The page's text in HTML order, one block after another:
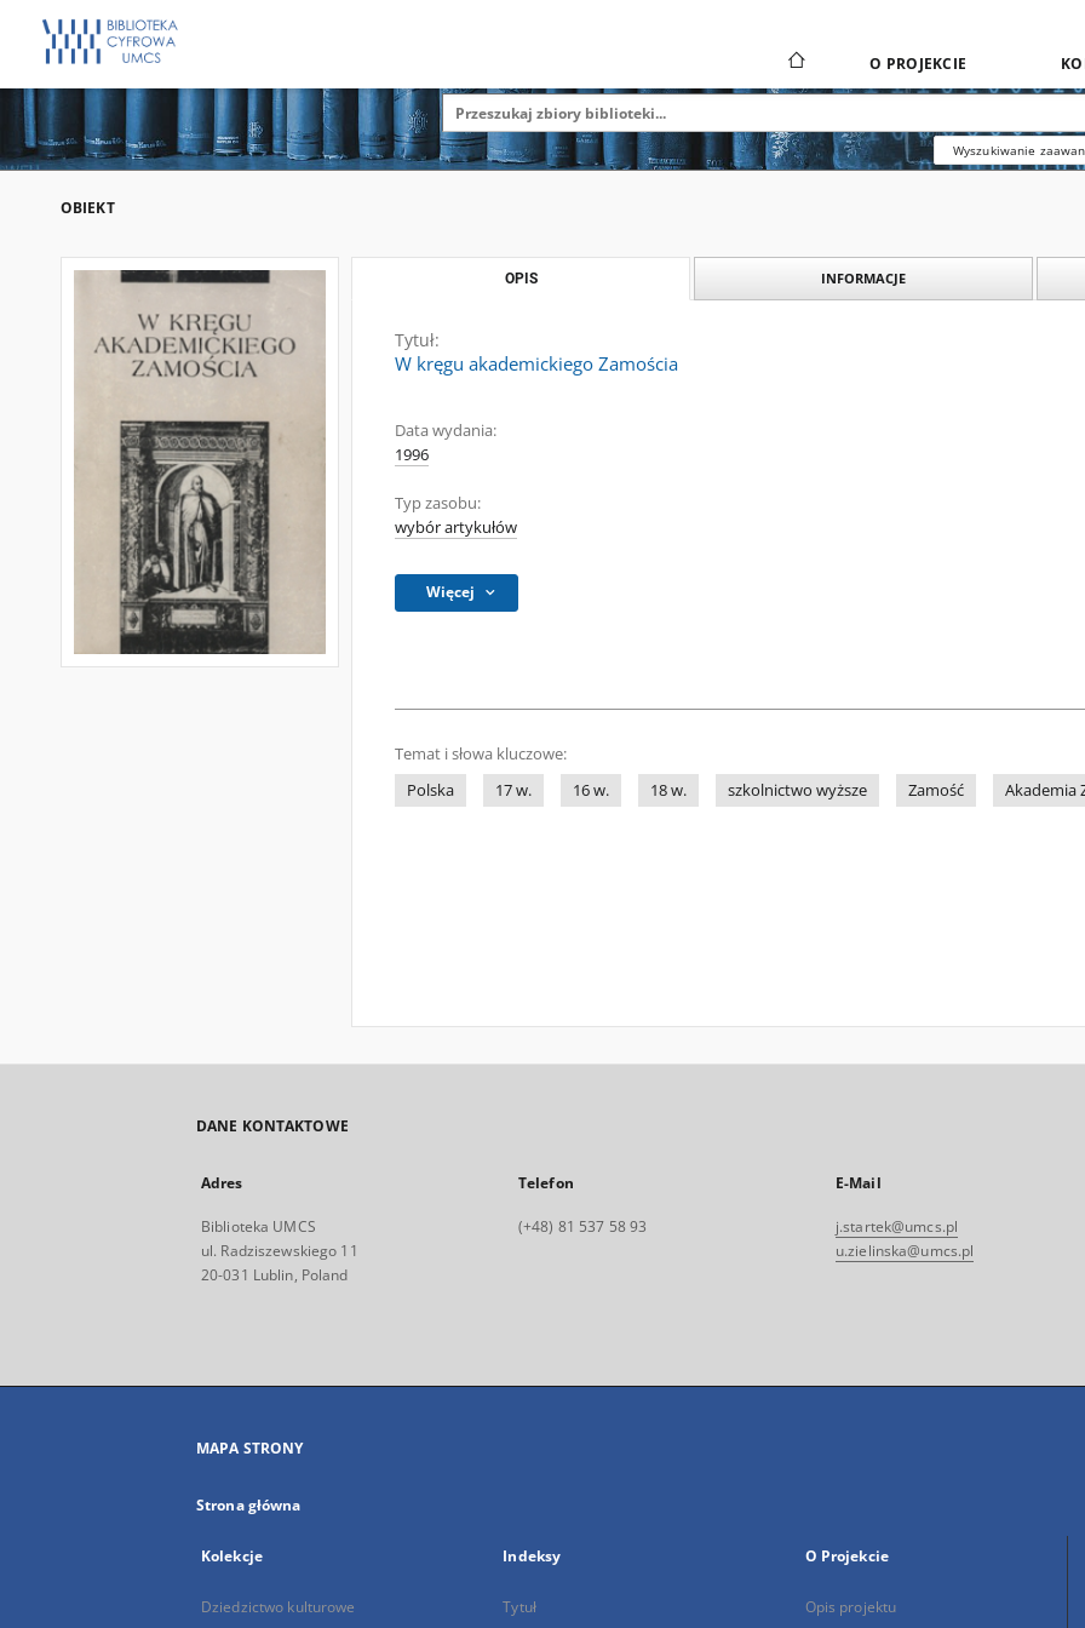
O PROJEKCIE
Wyszukiwanie
OBIEKT
OPIS INFORMACJE
Tytuł:
W kręgu akademickiego Zamościa
Data wydania:
1996
Typ zasobu:
wybór artykułów
Więcej
Temat i słowa kluczowe:
Polska
17 w. 16 w. 18 w. szkolnictwo wyższe Zamość Akademia
DANE KONTAKTOWE
Adres
Biblioteka UMCS
ul. Radziszewskiego 11
20-031 Lublin, Poland
Telefon
(+48) 81 537 58 93
E-Mail
j.startek@umcs.pl
u.zielinska@umcs.pl
MAPA STRONY
Strona główna
Kolekcje
Dziedzictwo kulturowe
Indeksy
Tytuł
O Projekcie
Opis projektu